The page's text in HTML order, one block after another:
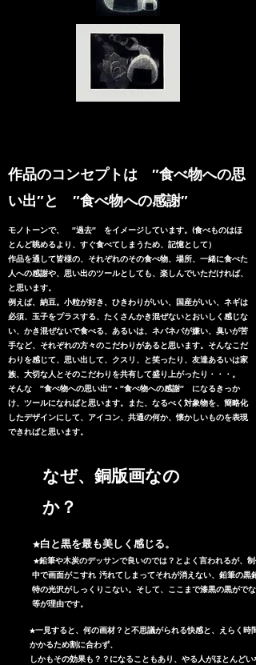
​作品のコンセプトは ″食べ物への思
い出″と ″食べ物への感謝″
モノトーンで、 ″過去″ をイメージしています。(食べものはほ
とんど眺めるより、すぐ食べてしまうため、記憶として）
作品を通して皆様の、それぞれのその食べ物、場所、一緒に食べた
人への感謝や、思い出のツールとしても、楽しんでいただければ、
と思います。
例えば、納豆。小粒が好き、ひきわりがいい、国産がいい、ネギは
必須、玉子をプラスする、たくさんかき混ぜないとおいしく感じな
い、かき混ぜないで食べる、あるいは、ネバネバが嫌い、臭いが苦
手など、それぞれの方々のこだわりがあると思います。そんなこだ
わりを感じて、思い出して、クスリ、と笑ったり、友達あるいは家
族、大切な人とそのこだわりを共有して盛り上がったり・・・。
そんな ″食べ物への思い出″・″食べ物への感謝″ になるきっか
け、ツールになればと思います。また、なるべく対象物を、簡略化
したデザインにして、アイコン、共通の何か、懐かしいものを表現
できればと思います。
​なぜ、銅版画なの
か？
​ ★白と黒を最も美しく感じる。
★鉛筆や木炭のデッサンで良いのでは？とよく言われるが、制
中で画面がこすれ 汚れてしまってそれが消えない、鉛筆の黒鉛
特の光沢がしっくりこない。そして、ここまで漆黒の黒がでな
等が理由です。
★一見すると、何の画材？と不思議がられる快感と、えらく時間
かかるため割に合わず、
しかもその効果も？？になることもあり、やる人がほとんどい